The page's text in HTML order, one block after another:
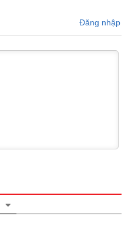
Đăng nhập